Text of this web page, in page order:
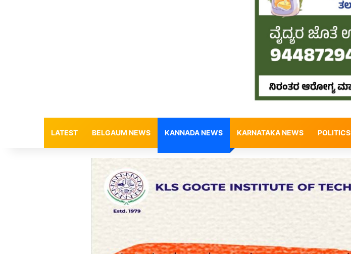
LATEST BELGAUM NEWS KANNADA NEWS KARNATAKA NEWS POLITICS